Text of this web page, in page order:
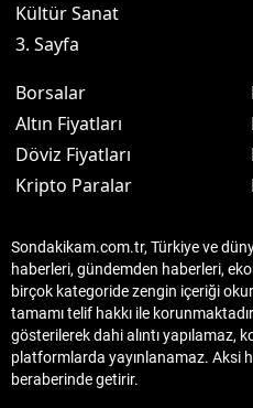
Kültür Sanat
3. Sayfa
Borsalar
Altın Fiyatları
Döviz Fiyatları
Kripto Paralar
Sondakikam.com.tr, Türkiye ve
haberleri, gündemden haberleri,
birçok kategoride zengin içeriği
tamamı telif hakkı ile
gösterilerek dahi alıntı yapılamaz,
platformlarda yayınlanamaz. Aksi
beraberinde getirir.